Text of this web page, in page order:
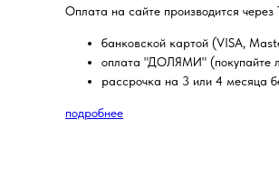
Оплата на сайте производится
банковской картой (VISA,
оплата "ДОЛЯМИ" (покупайте
рассрочка на 3 или 4 месяца
подробнее